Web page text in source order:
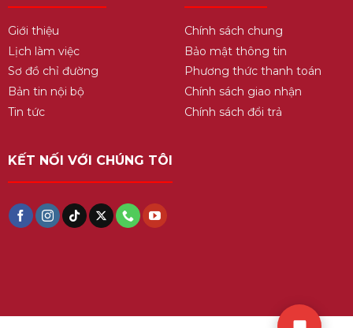
Giới thiệu
Lịch làm việc
Sơ đồ chỉ đường
Bản tin nội bộ
Tin tức
Chính sách chung
Bảo mật thông tin
Phương thức thanh toán
Chính sách giao nhận
Chính sách đổi trả
KẾT NỐI VỚI CHÚNG TÔI